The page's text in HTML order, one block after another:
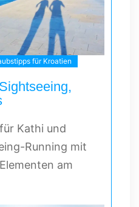
für Kroatien
Kathi und
Running mit
am